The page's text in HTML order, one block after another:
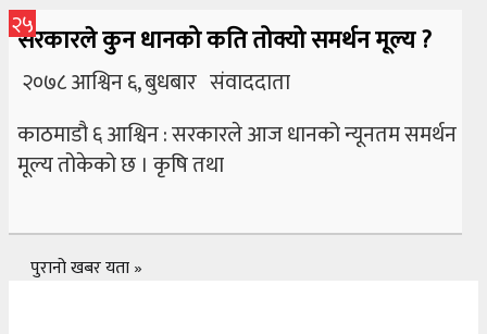
२५
सरकारले कुन धानको कति तोक्यो समर्थन मूल्य ?
२०७८ आश्विन ६, बुधबार संवाददाता
काठमाडौ ६ आश्विन : सरकारले आज धानको न्यूनतम समर्थन
मूल्य तोकेको छ । कृषि तथा
पुरानो खबर यता »